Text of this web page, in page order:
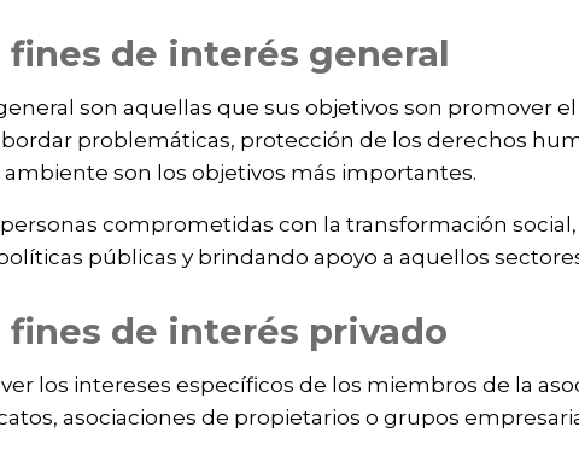
de interés general
son aquellas que sus objetivos son promover
problemáticas, protección de los derechos
son los objetivos más importantes.
personas comprometidas con la transformación
públicas y brindando apoyo a aquellos
de interés privado
los intereses específicos de los miembros de la
asociaciones de propietarios o grupos